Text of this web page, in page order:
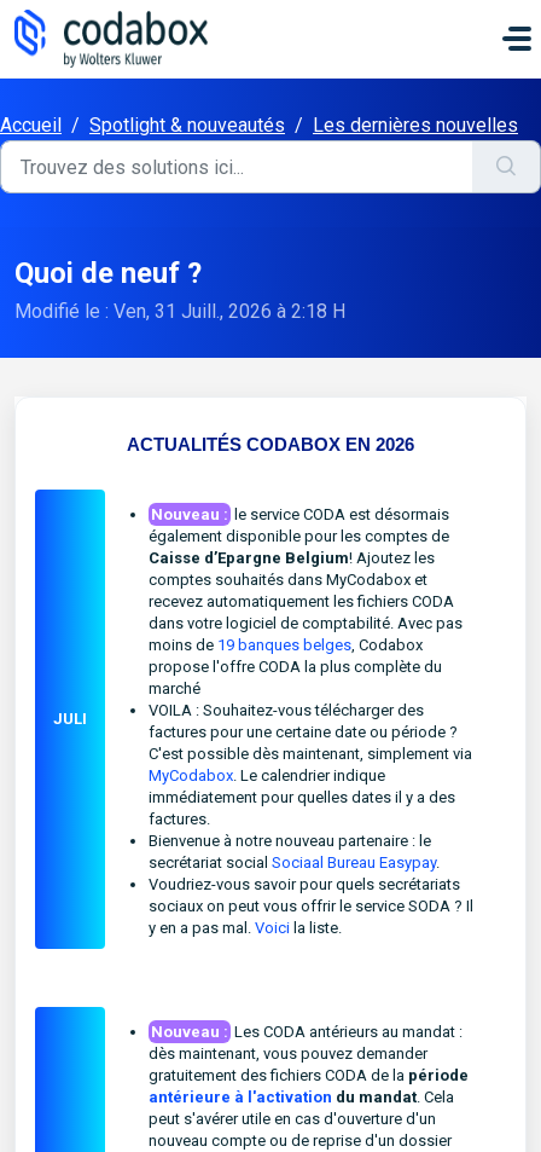
Passer au contenu principal
Accueil / Spotlight & nouveautés / Les dernières nouvelles
Quoi de neuf ?
Modifié le : Ven, 31 Juill., 2026 à 2:18 H
ACTUALITÉS CODABOX EN 2026
JULI
Nouveau : le service CODA est désormais
également disponible pour les comptes de
Caisse d’Epargne Belgium! Ajoutez les
comptes souhaités dans MyCodabox et
recevez automatiquement les fichiers CODA
dans votre logiciel de comptabilité. Avec pas
moins de 19 banques belges, Codabox
propose l'offre CODA la plus complète du
marché
VOILA : Souhaitez-vous télécharger des
factures pour une certaine date ou période ?
C'est possible dès maintenant, simplement via
MyCodabox. Le calendrier indique
immédiatement pour quelles dates il y a des
factures.
Bienvenue à notre nouveau partenaire : le
secrétariat social Sociaal Bureau Easypay.
Voudriez-vous savoir pour quels secrétariats
sociaux on peut vous offrir le service SODA ? Il
y en a pas mal. Voici la liste.
Nouveau : Les CODA antérieurs au mandat :
dès maintenant, vous pouvez demander
gratuitement des fichiers CODA de la période
antérieure à l'activation du mandat. Cela
peut s'avérer utile en cas d'ouverture d'un
nouveau compte ou de reprise d'un dossier